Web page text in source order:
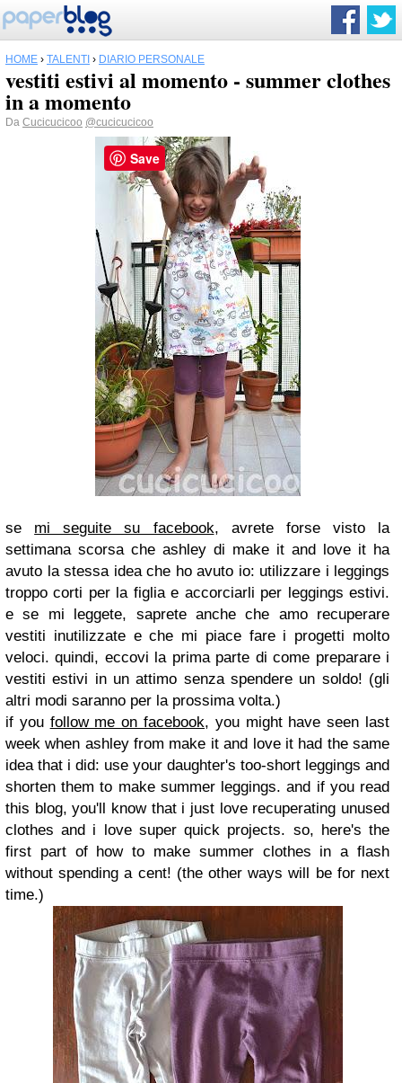
HOME › TALENTI › DIARIO PERSONALE
vestiti estivi al momento - summer clothes
in a momento
Da Cucicucicoo @cucicucicoo
se mi seguite su facebook, avrete forse visto la
settimana scorsa che ashley di make it and love it ha
avuto la stessa idea che ho avuto io: utilizzare i leggings
troppo corti per la figlia e accorciarli per leggings estivi.
e se mi leggete, saprete anche che amo recuperare
vestiti inutilizzate e che mi piace fare i progetti molto
veloci. quindi, eccovi la prima parte di come preparare i
vestiti estivi in un attimo senza spendere un soldo! (gli
altri modi saranno per la prossima volta.)
if you follow me on facebook, you might have seen last
week when ashley from make it and love it had the same
idea that i did: use your daughter's too-short leggings and
shorten them to make summer leggings. and if you read
this blog, you'll know that i just love recuperating unused
clothes and i love super quick projects. so, here's the
first part of how to make summer clothes in a flash
without spending a cent! (the other ways will be for next
time.)
Save